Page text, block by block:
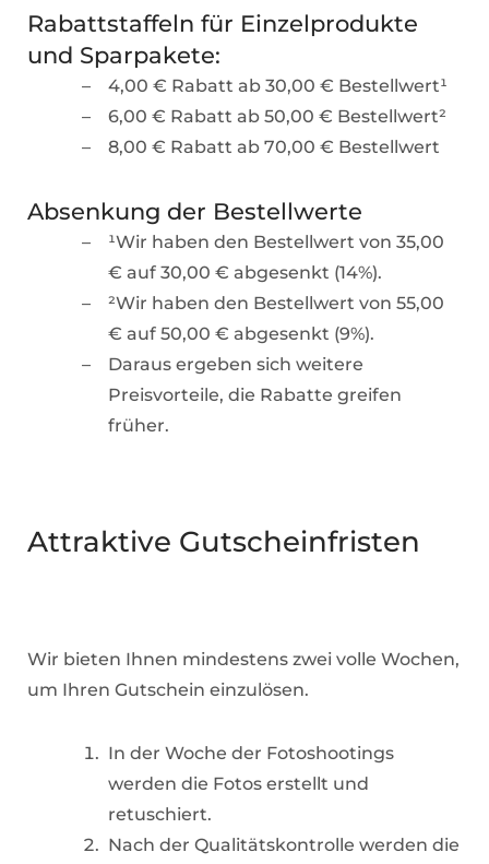
Rabattstaffeln für Einzelprodukte
und Sparpakete:
4,00 € Rabatt ab 30,00 € Bestellwert¹
6,00 € Rabatt ab 50,00 € Bestellwert²
8,00 € Rabatt ab 70,00 € Bestellwert
Absenkung der Bestellwerte
¹Wir haben den Bestellwert von 35,00
€ auf 30,00 € abgesenkt (14%).
²Wir haben den Bestellwert von 55,00
€ auf 50,00 € abgesenkt (9%).
Daraus ergeben sich weitere
Preisvorteile, die Rabatte greifen
früher.
Attraktive Gutscheinfristen
Wir bieten Ihnen mindestens zwei volle Wochen,
um Ihren Gutschein einzulösen.
In der Woche der Fotoshootings
werden die Fotos erstellt und
retuschiert.
Nach der Qualitätskontrolle werden die